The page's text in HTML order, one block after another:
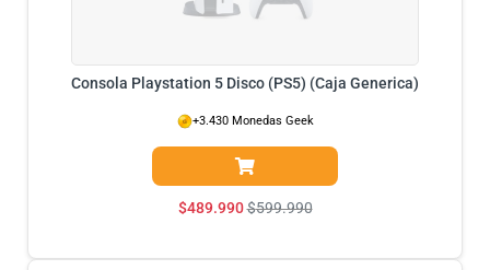
Consola Playstation 5 Disco (PS5) (Caja Generica)
$489.990$599.990
+3.430 Monedas Geek